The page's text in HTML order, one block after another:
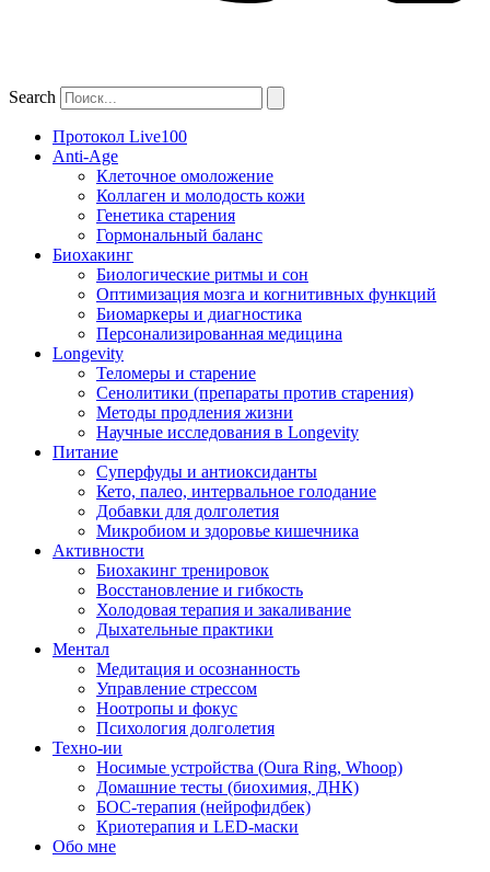
Search
Протокол Live100
Anti-Age
Клеточное омоложение
Коллаген и молодость кожи
Генетика старения
Гормональный баланс
Биохакинг
Биологические ритмы и сон
Оптимизация мозга и когнитивных функций
Биомаркеры и диагностика
Персонализированная медицина
Longevity
Теломеры и старение
Сенолитики (препараты против старения)
Методы продления жизни
Научные исследования в Longevity
Питание
Суперфуды и антиоксиданты
Кето, палео, интервальное голодание
Добавки для долголетия
Микробиом и здоровье кишечника
Активности
Биохакинг тренировок
Восстановление и гибкость
Холодовая терапия и закаливание
Дыхательные практики
Ментал
Медитация и осознанность
Управление стрессом
Ноотропы и фокус
Психология долголетия
Техно-ии
Носимые устройства (Oura Ring, Whoop)
Домашние тесты (биохимия, ДНК)
БОС-терапия (нейрофидбек)
Криотерапия и LED-маски
Обо мне